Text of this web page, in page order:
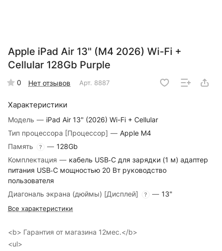
Apple iPad Air 13" (M4 2026) Wi-Fi +
Cellular 128Gb Purple
0 Нет отзывов Арт. 8887
Характеристики
Модель — iPad Air 13" (2026) Wi-Fi + Cellular
Тип процессора [Процессор] — Apple M4
Память
? — 128Gb
Комплектация — кабель USB‑C для зарядки (1 м) адаптер
питания USB‑C мощностью 20 Вт руководство
пользователя
Диагональ экрана (дюймы) [Дисплей]
? — 13"
Все характеристики
<b> Гарантия от магазина 12мес.</b>
<ul>